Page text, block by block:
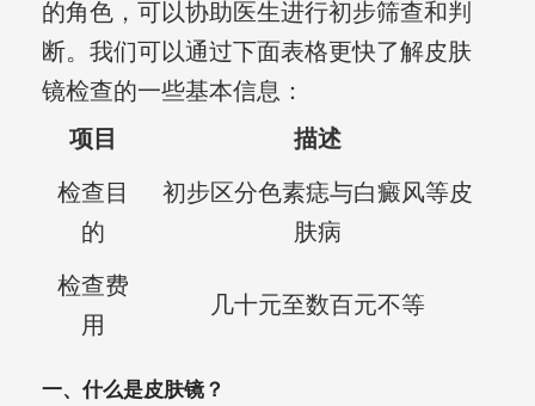
的角色，可以协助医生进行初步筛查和判
断。我们可以通过下面表格更快了解皮肤
镜检查的一些基本信息：
项目
描述
检查目
的
初步区分色素痣与白癜风等皮
肤病
检查费
用
几十元至数百元不等
一、什么是皮肤镜？